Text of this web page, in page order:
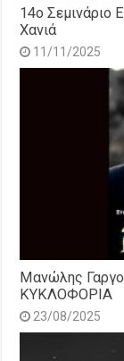
14o Σεμινάριο
Χανιά
11/11/2025
Μανώλης
ΚΥΚΛΟΦΟΡΙΑ
23/08/2025